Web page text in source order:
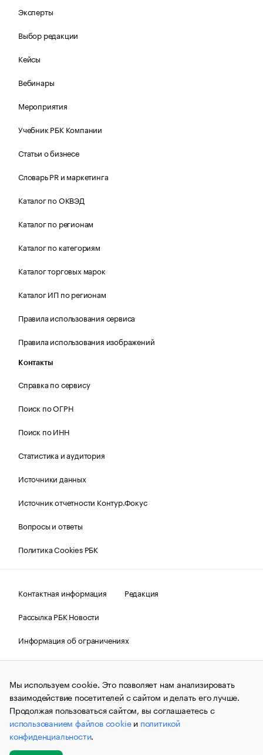
Эксперты
Выбор редакции
Кейсы
Вебинары
Мероприятия
Учебник РБК Компании
Статьи о бизнесе
Словарь PR и маркетинга
Каталог по ОКВЭД
Каталог по регионам
Каталог по категориям
Каталог торговых марок
Каталог ИП по регионам
Правила использования сервиса
Правила использования изображений
Контакты
Справка по сервису
Поиск по ОГРН
Поиск по ИНН
Статистика и аудитория
Источники данных
Источник отчетности Контур.Фокус
Вопросы и ответы
Политика Cookies РБК
Контактная информация
Редакция
Рассылка РБК Новости
Информация об ограничениях
Правовая информация
О соблюдении авторских прав
© АО «РОСБИЗНЕСКОНСАЛТИНГ»,1995–2026.Сообщения
и материалы информационного агентства «РБК»
(зарегистрировано Федеральной службой по надзору в сфере
связи, информационных технологий и массовых
коммуникаций (Роскомнадзор) 09.12.2015 за номером ИА
№ФС77-63848) сопровождаются пометкой «РБК». Отдельные
публикации могут содержать информацию,
не предназначенную для пользователей
Мы используем cookie. Это позволяет нам анализировать
взаимодействие посетителей с сайтом и делать его лучше.
Продолжая пользоваться сайтом, вы соглашаетесь с
использованием файлов cookieи политикой
конфиденциальности.